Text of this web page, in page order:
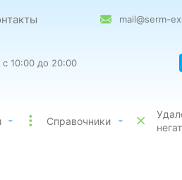
mail@serm-
10:00 до 20:00
Справочники